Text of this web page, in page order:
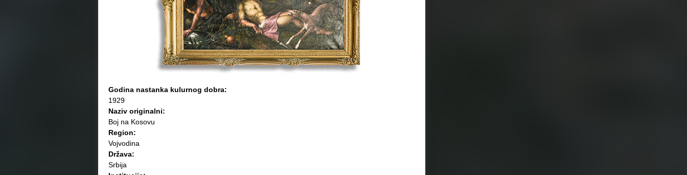
Godina nastanka kulurnog dobra:
1929
Naziv originalni:
Boj na Kosovu
Region:
Vojvodina
Država:
Srbija